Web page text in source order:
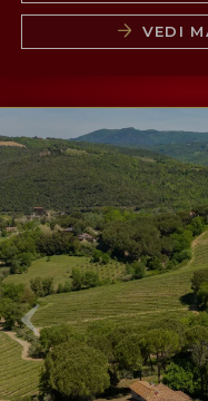
VEDI